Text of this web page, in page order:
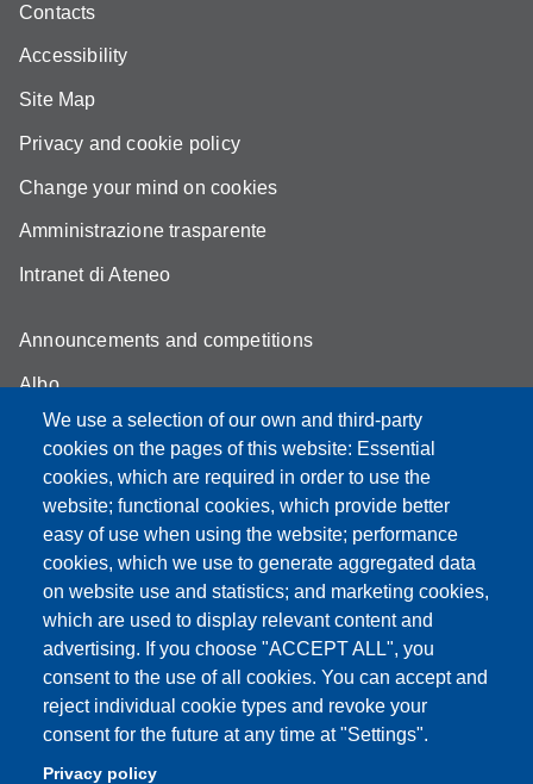
We use a selection of our own and third-party
cookies on the pages of this website: Essential
cookies, which are required in order to use the
website; functional cookies, which provide better
easy of use when using the website; performance
cookies, which we use to generate aggregated data
on website use and statistics; and marketing cookies,
which are used to display relevant content and
advertising. If you choose "ACCEPT ALL", you
consent to the use of all cookies. You can accept and
reject individual cookie types and revoke your
consent for the future at any time at "Settings".
Privacy policy
Contacts
Accessibility
Site Map
Privacy and cookie policy
Change your mind on cookies
Amministrazione trasparente
Intranet di Ateneo
Announcements and competitions
Albo
Online teaching mode
Student secretariat
Quality Assurance
Partita IVA: 00427620364
Dipartimento di Educazione e Scienze Umane
Sede: Viale Timavo 93 - 42121 Reggio nell'Emilia
Area Didattica: didattica.desu@unimore.it